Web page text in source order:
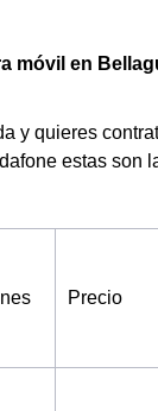
móvil en
y quieres
estas son
Precio